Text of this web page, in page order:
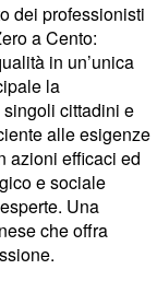
dei professionisti
a Cento:
in un’unica
la
cittadini e
alle esigenze
azioni efficaci ed
e sociale
Una
che offra